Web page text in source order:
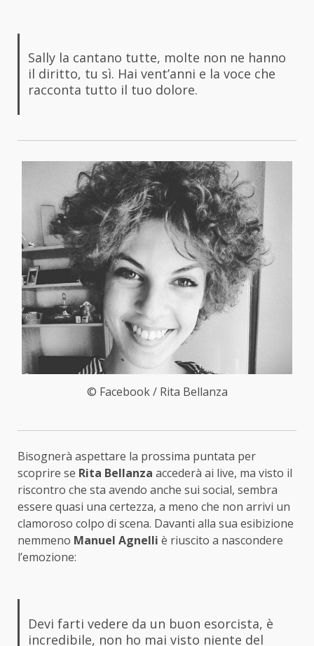
Sally la cantano tutte, molte non ne hanno
il diritto, tu sì. Hai vent’anni e la voce che
racconta tutto il tuo dolore.
© Facebook / Rita Bellanza
Bisognerà aspettare la prossima puntata per
scoprire se Rita Bellanza accederà ai live, ma visto il
riscontro che sta avendo anche sui social, sembra
essere quasi una certezza, a meno che non arrivi un
clamoroso colpo di scena. Davanti alla sua esibizione
nemmeno Manuel Agnelli è riuscito a nascondere
l’emozione:
Devi farti vedere da un buon esorcista, è
incredibile, non ho mai visto niente del